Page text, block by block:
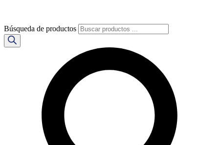
Búsqueda de productos